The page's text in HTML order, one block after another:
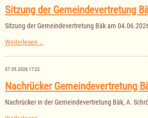
Jugend
und
am
Sitzung der Gemeindevertretung
Sitzung der Gemeindevertretung Bäk am
Weiterlesen …
Gemeindevertretung
04.06.2026
07.05.2026 17:22
Nachrücker Gemeindevertretung
Nachrücker in der Gemeindevertretung Bäk, A.